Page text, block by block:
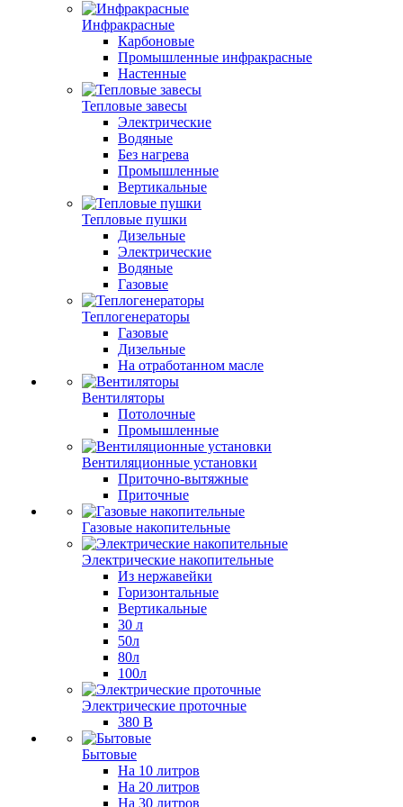
Инфракрасные
Карбоновые
Промышленные инфракрасные
Настенные
Тепловые завесы
Электрические
Водяные
Без нагрева
Промышленные
Вертикальные
Тепловые пушки
Дизельные
Электрические
Водяные
Газовые
Теплогенераторы
Газовые
Дизельные
На отработанном масле
Вентиляторы
Потолочные
Промышленные
Вентиляционные установки
Приточно-вытяжные
Приточные
Газовые накопительные
Электрические накопительные
Из нержавейки
Горизонтальные
Вертикальные
30 л
50л
80л
100л
Электрические проточные
380 В
Бытовые
На 10 литров
На 20 литров
На 30 литров